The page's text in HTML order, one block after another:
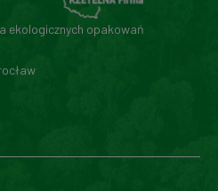
ekologicznych opakowań